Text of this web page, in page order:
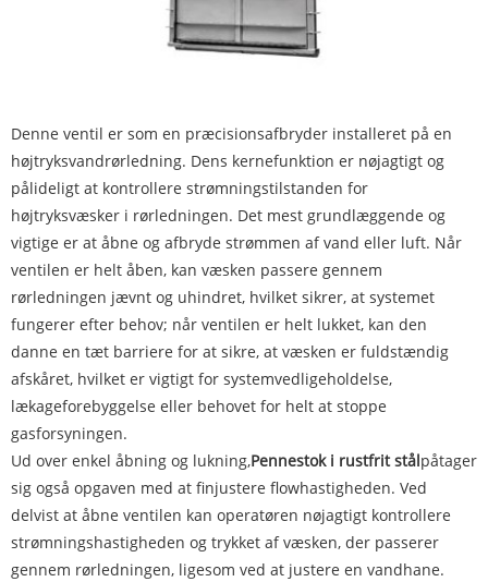
Denne ventil er som en præcisionsafbryder installeret på en
højtryksvandrørledning. Dens kernefunktion er nøjagtigt og
pålideligt at kontrollere strømningstilstanden for
højtryksvæsker i rørledningen. Det mest grundlæggende og
vigtige er at åbne og afbryde strømmen af ​​vand eller luft. Når
ventilen er helt åben, kan væsken passere gennem
rørledningen jævnt og uhindret, hvilket sikrer, at systemet
fungerer efter behov; når ventilen er helt lukket, kan den
danne en tæt barriere for at sikre, at væsken er fuldstændig
afskåret, hvilket er vigtigt for systemvedligeholdelse,
lækageforebyggelse eller behovet for helt at stoppe
gasforsyningen.
Ud over enkel åbning og lukning,Pennestok i rustfrit stålpåtager
sig også opgaven med at finjustere flowhastigheden. Ved
delvist at åbne ventilen kan operatøren nøjagtigt kontrollere
strømningshastigheden og trykket af væsken, der passerer
gennem rørledningen, ligesom ved at justere en vandhane.